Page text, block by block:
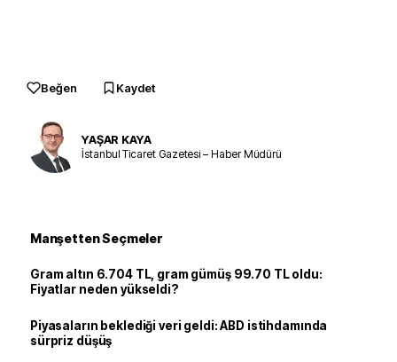
Beğen Kaydet
YAŞAR KAYA
İstanbul Ticaret Gazetesi – Haber Müdürü
Manşetten Seçmeler
Gram altın 6.704 TL, gram gümüş 99.70 TL oldu:
Fiyatlar neden yükseldi?
Piyasaların beklediği veri geldi: ABD istihdamında
sürpriz düşüş